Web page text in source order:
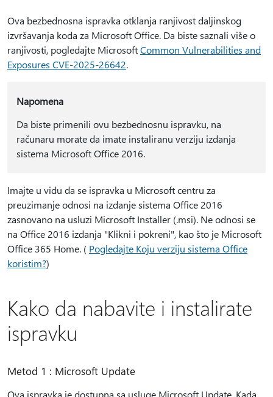
Ova bezbednosna ispravka otklanja ranjivost daljinskog
izvršavanja koda za Microsoft Office. Da biste saznali više o
ranjivosti, pogledajte MicrosoftCommon Vulnerabilities and
Exposures CVE-2025-26642.
Napomena
Da biste primenili ovu bezbednosnu ispravku, na
računaru morate da imate instaliranu verziju izdanja
sistema Microsoft Office 2016.
Imajte u vidu da se ispravka u Microsoft centru za
preuzimanje odnosi na izdanje sistema Office 2016
zasnovano na usluzi Microsoft Installer (.msi). Ne odnosi se
na Office 2016 izdanja "Klikni i pokreni", kao što je Microsoft
Office 365 Home. ( Pogledajte Koju verziju sistema Office
koristim?)
Kako da nabavite i instalirate
ispravku
Metod 1 : Microsoft Update
Ova ispravka je dostupna sa usluge Microsoft Update. Kada